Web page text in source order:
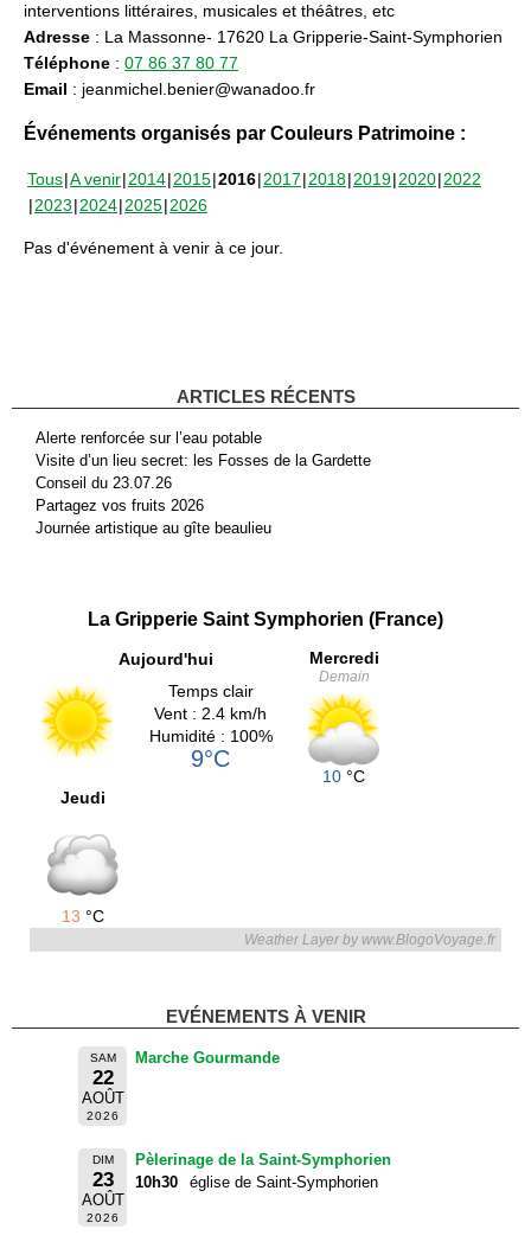
interventions littéraires, musicales et théâtres, etc
Adresse : La Massonne- 17620 La Gripperie-Saint-Symphorien
Téléphone : 07 86 37 80 77
Email : jeanmichel.benier@wanadoo.fr
Événements organisés par Couleurs Patrimoine :
Tous A venir 2014 2015 2016 2017 2018 2019 2020 2022
2023 2024 2025 2026
Pas d'événement à venir à ce jour.
ARTICLES RÉCENTS
Alerte renforcée sur l’eau potable
Visite d’un lieu secret: les Fosses de la Gardette
Conseil du 23.07.26
Partagez vos fruits 2026
Journée artistique au gîte beaulieu
La Gripperie Saint Symphorien (France)
Aujourd'hui
Temps clair
Vent : 2.4 km/h
Humidité : 100%
9°C
Mercredi
Demain
10 °C
Jeudi
13 °C
Weather Layer by www.BlogoVoyage.fr
EVÉNEMENTS À VENIR
SAM
22
AOÛT
2026
Marche Gourmande
DIM
23
AOÛT
2026
Pèlerinage de la Saint-Symphorien
10h30
église de Saint-Symphorien